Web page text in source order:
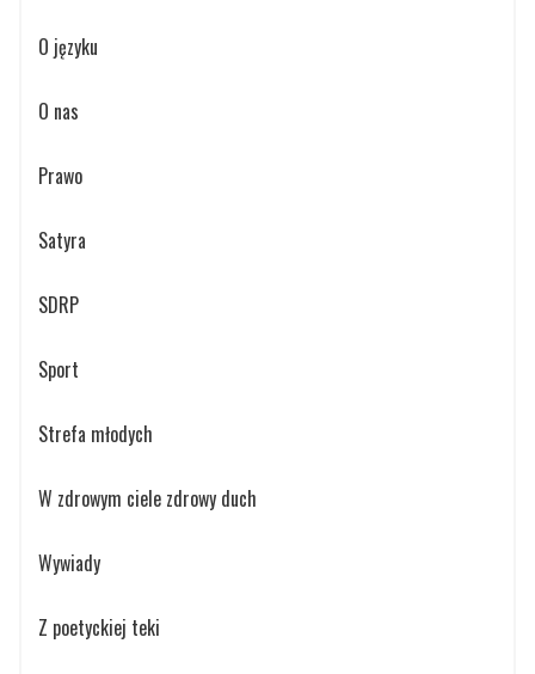
O języku
O nas
Prawo
Satyra
SDRP
Sport
Strefa młodych
W zdrowym ciele zdrowy duch
Wywiady
Z poetyckiej teki